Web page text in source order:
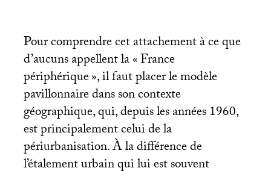
Pour comprendre cet attachement à ce que
d’aucuns appellent la «France
périphérique», il faut placer le modèle
pavillonnaire dans son contexte
géographique, qui, depuis les années 1960,
est principalement celui de la
périurbanisation. À la différence de
l’étalement urbain qui lui est souvent